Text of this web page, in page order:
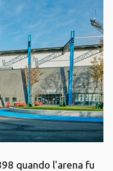
quando l'arena fu